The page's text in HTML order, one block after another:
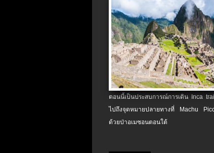
ตอนนี้เป็นประสบการณ์การเดิน Inca
ไปถึงจุดหมายปลายทางที่ Machu
ด้วยป่าอเมซอนตอนใต้